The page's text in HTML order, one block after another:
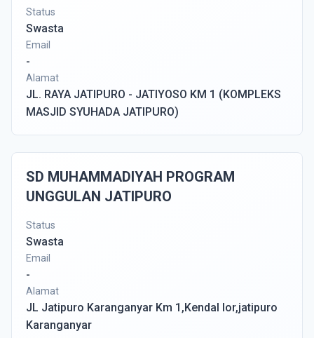
Status
Swasta
Email
-
Alamat
JL. RAYA JATIPURO - JATIYOSO KM 1 (KOMPLEKS
MASJID SYUHADA JATIPURO)
SD MUHAMMADIYAH PROGRAM
UNGGULAN JATIPURO
Status
Swasta
Email
-
Alamat
JL Jatipuro Karanganyar Km 1,Kendal lor,jatipuro
Karanganyar